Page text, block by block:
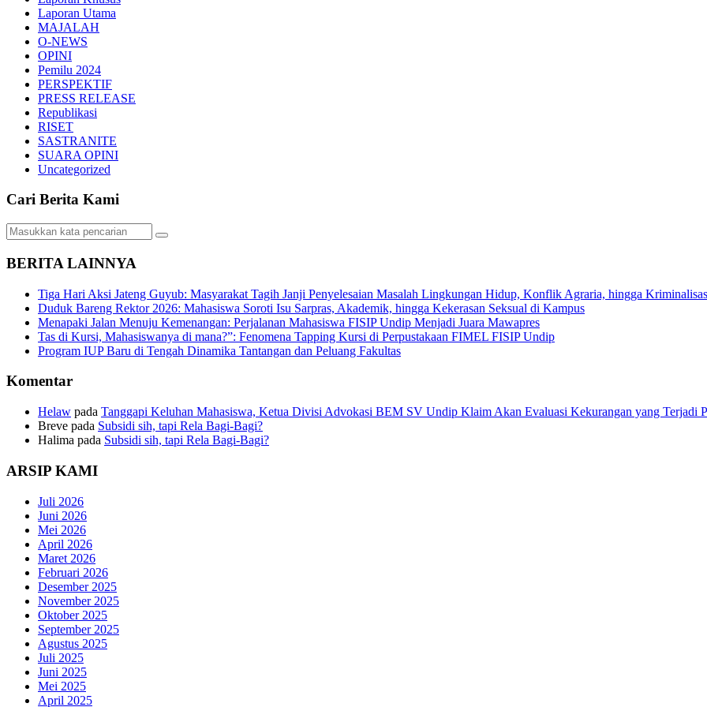
Laporan Utama
MAJALAH
O-NEWS
OPINI
Pemilu 2024
PERSPEKTIF
PRESS RELEASE
Republikasi
RISET
SASTRANITE
SUARA OPINI
Uncategorized
Cari Berita Kami
BERITA LAINNYA
Tiga Hari Aksi Jateng Guyub: Masyarakat Tagih Janji Penyelesaian Masalah Lingkungan Hidup, Konflik Agraria, hingga
Duduk Bareng Rektor 2026: Mahasiswa Soroti Isu Sarpras, Akademik, hingga Kekerasan Seksual di Kampus
Menapaki Jalan Menuju Kemenangan: Perjalanan Mahasiswa FISIP Undip Menjadi Juara Mawapres
Tas di Kursi, Mahasiswanya di mana?”: Fenomena Tapping Kursi di Perpustakaan FIMEL FISIP Undip
Program IUP Baru di Tengah Dinamika Tantangan dan Peluang Fakultas
Komentar
Helaw pada Tanggapi Keluhan Mahasiswa, Ketua Divisi Advokasi BEM SV Undip Klaim Akan Evaluasi Kekurangan yang Terjadi
Breve pada Subsidi sih, tapi Rela Bagi-Bagi?
Halima pada Subsidi sih, tapi Rela Bagi-Bagi?
ARSIP KAMI
Juli 2026
Juni 2026
Mei 2026
April 2026
Maret 2026
Februari 2026
Desember 2025
November 2025
Oktober 2025
September 2025
Agustus 2025
Juli 2025
Juni 2025
Mei 2025
April 2025